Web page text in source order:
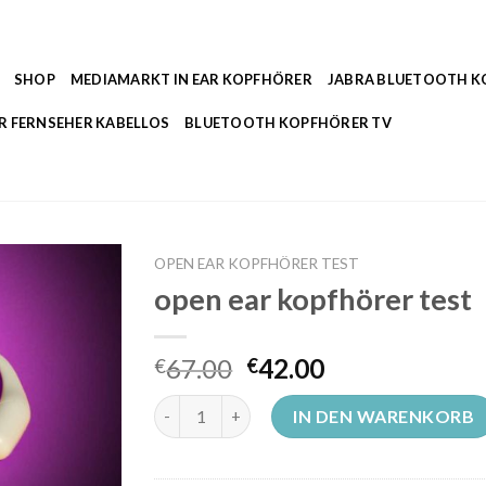
SHOP MEDIAMARKT IN EAR KOPFHÖRER JABRA BLUETOOTH
FERNSEHER KABELLOS BLUETOOTH KOPFHÖRER TV
OPEN EAR KOPFHÖRER TEST
open ear kopfhörer test
€67.00 €42.00
open ear kopfhörer test MengeIN DEN WARENKORB